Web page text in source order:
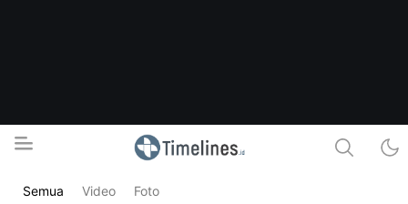
Timelines.id
Media Literasi, Sejarah & Budaya
Semua Video Foto